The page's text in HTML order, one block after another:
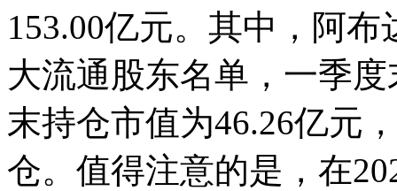
153.00亿元。其中，阿
大流通股东名单，一季
末持仓市值为46.26亿元
仓。值得注意的是，在